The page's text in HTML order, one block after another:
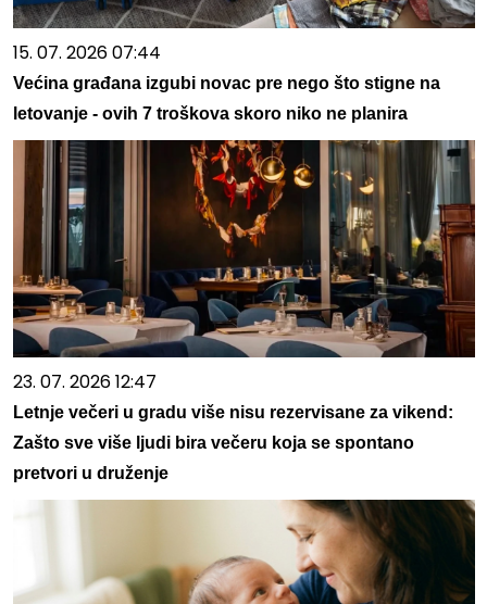
15. 07. 2026 07:44
Većina građana izgubi novac pre nego što stigne na
letovanje - ovih 7 troškova skoro niko ne planira
23. 07. 2026 12:47
Letnje večeri u gradu više nisu rezervisane za vikend:
Zašto sve više ljudi bira večeru koja se spontano
pretvori u druženje